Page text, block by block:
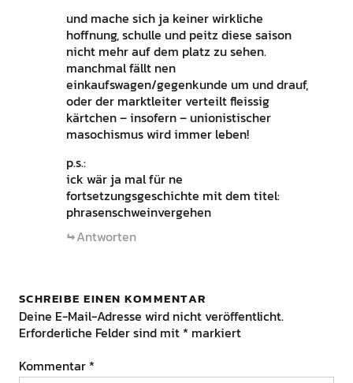
und mache sich ja keiner wirkliche
hoffnung, schulle und peitz diese saison
nicht mehr auf dem platz zu sehen.
manchmal fällt nen
einkaufswagen/gegenkunde um und drauf,
oder der marktleiter verteilt fleissig
kärtchen – insofern – unionistischer
masochismus wird immer leben!
p.s.:
ick wär ja mal für ne
fortsetzungsgeschichte mit dem titel:
phrasenschweinvergehen
Antworten
SCHREIBE EINEN KOMMENTAR
Deine E-Mail-Adresse wird nicht veröffentlicht.
Erforderliche Felder sind mit * markiert
Kommentar *